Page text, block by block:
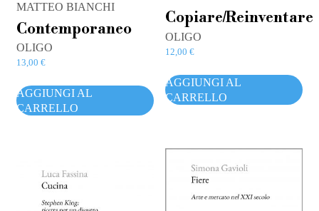
MATTEO BIANCHI
Contemporaneo
OLIGO
13,00 €
AGGIUNGI AL
CARRELLO
Copiare/Reinventare
OLIGO
12,00€
AGGIUNGI AL
CARRELLO